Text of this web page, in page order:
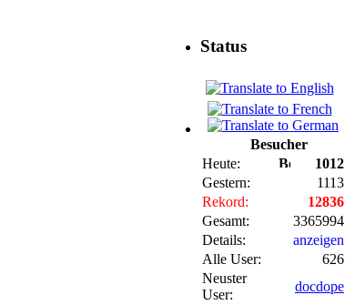
Status
Besucher
Heute:
1012
Gestern:
1113
Rekord:
12836
Gesamt:
3365994
Details:
anzeigen
Alle User:
626
Neuster
User:
docdope